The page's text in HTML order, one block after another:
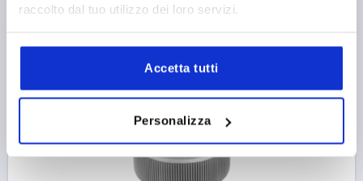
raccolto dal tuo utilizzo dei loro servizi.
Accetta tutti
Personalizza
più le spese di spedizione
K0139